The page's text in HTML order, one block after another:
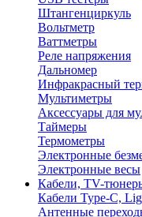
Штангенциркуль
Вольтметр
Ваттметры
Реле напряжения
Дальномер
Инфракрасный
Мультиметры
Аксессуары для
Таймеры
Термометры
Электронные
Электронные весы
Кабели, TV-
Кабели Type-C,
Антенные